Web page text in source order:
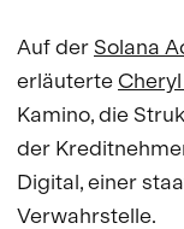
Auf derSolana
erläuterte
Kamino, die
der
Digital, einer
Verwahrstelle.